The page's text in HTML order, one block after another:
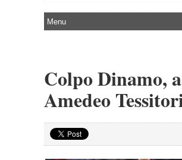
Colpo Dinamo,
Amedeo